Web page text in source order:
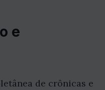
e
de crônicas e